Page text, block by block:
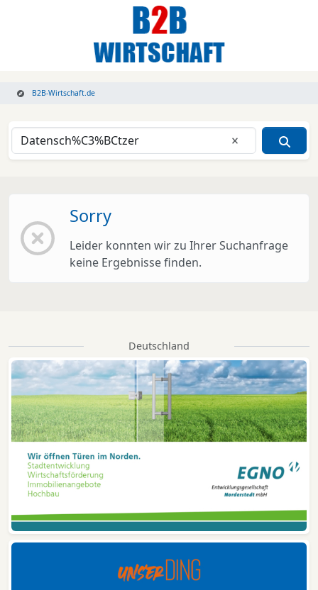
B2B-Wirtschaft.de
Eingabe
Sorry
Leider konnten wir zu Ihrer Suchanfrage
keine Ergebnisse finden.
Deutschland